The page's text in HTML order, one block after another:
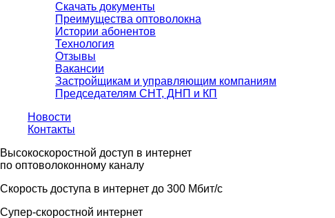
Скачать документы
Преимущества оптоволокна
Истории абонентов
Технология
Отзывы
Вакансии
Застройщикам и управляющим компаниям
Председателям СНТ, ДНП и КП
Новости
Контакты
Высокоскоростной доступ в интернет
по оптоволоконному каналу
Скорость доступа в интернет до 300 Мбит/с
Супер-скоростной интернет